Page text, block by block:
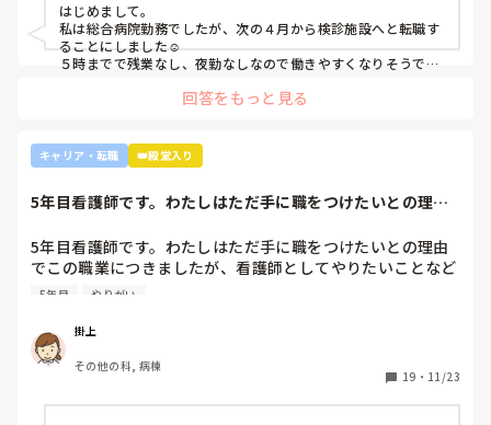
はじめまして。
私は総合病院勤務でしたが、次の４月から検診施設へと転職す
ることにしました☺️
５時までで残業なし、夜勤なしなので働きやすくなりそうです
回答をもっと見る
キャリア・転職 👑殿堂入り
5年目看護師です。わたしはただ手に職をつけたいとの理由
5年目看護師です。わたしはただ手に職をつけたいとの理由
でこの職業につきましたが、看護師としてやりたいことなど
あまり考えたことがなく、ただ言われたことをやっているよ
続けてしまっています。
みなさんはどういったきっかけで看護師を目指したり、今の
科についていたりしますか？
笑
5年目 やりがい
掛上
その他の科, 病棟
19 ・ 11/23